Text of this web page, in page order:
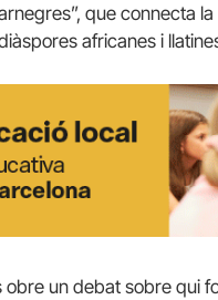
que connecta
africanes i
obre un debat sobre qui